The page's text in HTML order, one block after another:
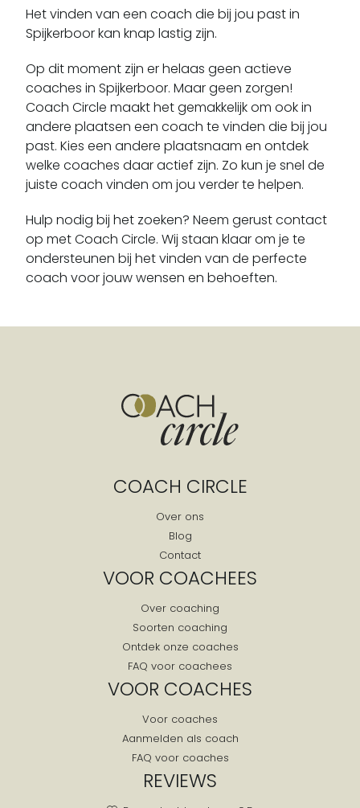
Bentveld
Berkhout
Beverwijk
Blaricum
Bloemendaal
Blokker
Boesingheliede
Bovenkarspel
Breezand
Breukeleveen
Broek In Waterland
Buitenkaag
De Cocksdorp
Het vinden van een coach die bij jou past in
Spijkerboor kan knap lastig zijn.
Op dit moment zijn er helaas geen actieve
coaches in Spijkerboor. Maar geen zorgen!
Coach Circle maakt het gemakkelijk om ook in
andere plaatsen een coach te vinden die bij jou
past. Kies een andere plaatsnaam en ontdek
welke coaches daar actief zijn. Zo kun je snel de
juiste coach vinden om jou verder te helpen.
Hulp nodig bij het zoeken? Neem gerust contact
op met Coach Circle. Wij staan klaar om je te
ondersteunen bij het vinden van de perfecte
coach voor jouw wensen en behoeften.
COACH CIRCLE
Over ons
Blog
Contact
VOOR COACHEES
Over coaching
Soorten coaching
Ontdek onze coaches
FAQ voor coachees
VOOR COACHES
Voor coaches
Aanmelden als coach
FAQ voor coaches
REVIEWS